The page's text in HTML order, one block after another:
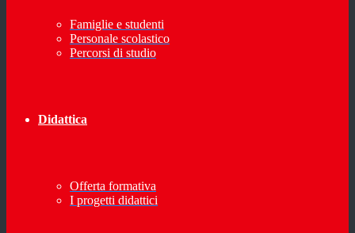
Famiglie e studenti
Personale scolastico
Percorsi di studio
Didattica
Offerta formativa
I progetti didattici